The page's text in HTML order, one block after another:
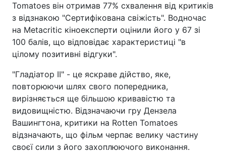
Tomatoes він отримав 77% схвалення від критиків
з відзнакою "Сертифікована свіжість". Водночас
на Metacritic кіноексперти оцінили його у 67 зі
100 балів, що відповідає характеристиці "в
цілому позитивні відгуки".
"Гладіатор II" - це яскраве дійство, яке,
повторюючи шлях свого попередника,
вирізняється ще більшою кривавістю та
видовищністю. Відзначаючи гру Дензела
Вашингтона, критики на Rotten Tomatoes
відзначають, що фільм черпає велику частину
своєї сили з його захоплюючого виконання.